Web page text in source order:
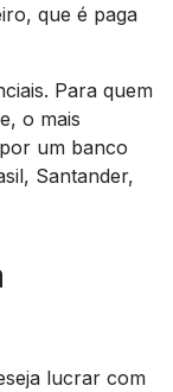
que é paga
Para quem
o mais
um banco
Santander,
lucrar com